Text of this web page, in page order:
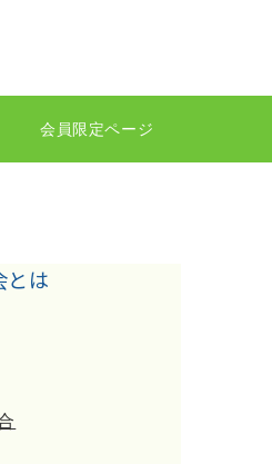
会員限定ページ
とは